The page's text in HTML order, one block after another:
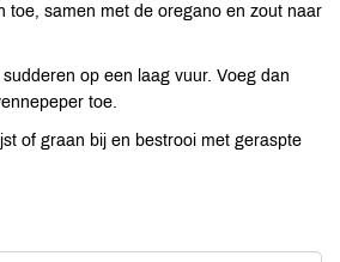
toe, samen met de oregano en zout naar
op een laag vuur. Voeg dan
toe.
of graan bij en bestrooi met geraspte